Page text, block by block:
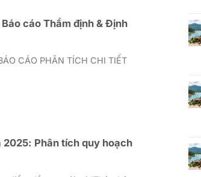
cáo Thẩm định & Định
CÁO PHÂN TÍCH CHI TIẾT
2025: Phân tích quy hoạch